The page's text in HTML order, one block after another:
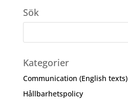
Sök
Kategorier
Communication (English texts)
Hållbarhetspolicy